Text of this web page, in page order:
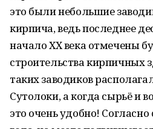
это были небольшие
кирпича, ведь последнее
начало ХХ века отмечены
строительства кирпичных
таких заводиков
Сутолоки, а когда сырьё и
это очень удобно!